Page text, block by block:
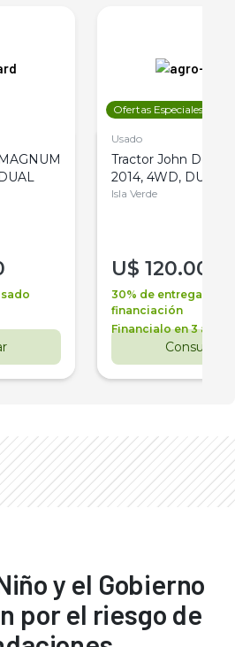
Ofertas Especiales
Usado
Tractor John Deere
2014, 4WD, DUAL
Isla Verde
U$ 120.000
30% de entrega +
financiación
Financialo en 3 años
Consultar
y el Gobierno
por el riesgo de